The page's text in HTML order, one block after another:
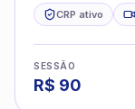
CRP ativo
SESSÃO
R$ 90